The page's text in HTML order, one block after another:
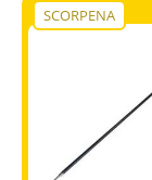
SCORPENA